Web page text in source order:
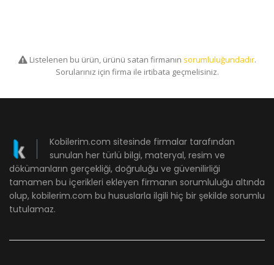
Listelenen bu ürün, ürünü satan firmanın sorumluluğundadır.
Sorularınız için firma ile irtibata geçmelisiniz.
Kobilerim.com sitesinde firmalar tarafından
sunulan her türlü bilgi, materyal, resim ve
dökümanların gerçekliği, doğruluğu ve güvenilirliği
tamamen bu içerikleri ekleyen firmanın sorumluluğu altında
olup, kobilerim.com bu hususlarla ilgili hiç bir şekilde sorumlu
tutulamaz.